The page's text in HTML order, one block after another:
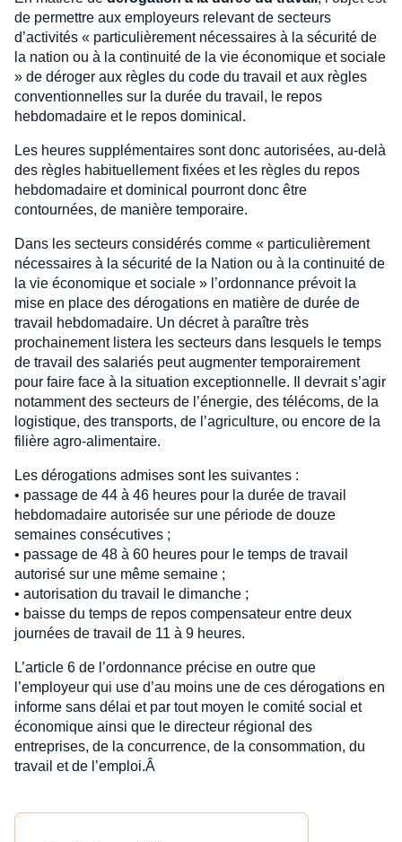
de permettre aux employeurs relevant de secteurs
d’activités « particulièrement nécessaires à la sécurité de
la nation ou à la continuité de la vie économique et sociale
» de déroger aux règles du code du travail et aux règles
conventionnelles sur la durée du travail, le repos
hebdomadaire et le repos dominical.
Les heures supplémentaires sont donc autorisées, au-delà
des règles habituellement fixées et les règles du repos
hebdomadaire et dominical pourront donc être
contournées, de manière temporaire.
Dans les secteurs considérés comme « particulièrement
nécessaires à la sécurité de la Nation ou à la continuité de
la vie économique et sociale » l’ordonnance prévoit la
mise en place des dérogations en matière de durée de
travail hebdomadaire. Un décret à paraître très
prochainement listera les secteurs dans lesquels le temps
de travail des salariés peut augmenter temporairement
pour faire face à la situation exceptionnelle. Il devrait s’agir
notamment des secteurs de l’énergie, des télécoms, de la
logistique, des transports, de l’agriculture, ou encore de la
filière agro-alimentaire.
Les dérogations admises sont les suivantes :
• passage de 44 à 46 heures pour la durée de travail
hebdomadaire autorisée sur une période de douze
semaines consécutives ;
• passage de 48 à 60 heures pour le temps de travail
autorisé sur une même semaine ;
• autorisation du travail le dimanche ;
• baisse du temps de repos compensateur entre deux
journées de travail de 11 à 9 heures.
L’article 6 de l’ordonnance précise en outre que
l’employeur qui use d’au moins une de ces dérogations en
informe sans délai et par tout moyen le comité social et
économique ainsi que le directeur régional des
entreprises, de la concurrence, de la consommation, du
travail et de l’emploi.Â